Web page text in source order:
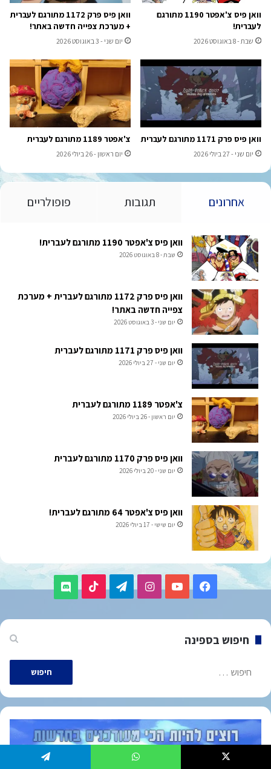
וואן פיס צ'אפטר 1190 מתורגם
לעברית!
שבת - 8 באוגוסט 2026
וואן פיס פרק 1172 מתורגם לעברית
+ מערכת צפייה חדשה באתר!
יום שני - 3 באוגוסט 2026
וואן פיס פרק 1171 מתורגם לעברית
יום שני - 27 ביולי 2026
צ'אפטר 1189 מתורגם לעברית
יום ראשון - 26 ביולי 2026
אחרונים תגובות פופולריים
וואן פיס צ'אפטר 1190 מתורגם לעברית!
שבת - 8 באוגוסט 2026
וואן פיס פרק 1172 מתורגם לעברית + מערכת
צפייה חדשה באתר!
יום שני - 3 באוגוסט 2026
וואן פיס פרק 1171 מתורגם לעברית
יום שני - 27 ביולי 2026
צ'אפטר 1189 מתורגם לעברית
יום ראשון - 26 ביולי 2026
וואן פיס פרק 1170 מתורגם לעברית
יום שני - 20 ביולי 2026
וואן פיס צ'אפטר 64 מתורגם לעברית!
יום שישי - 17 ביולי 2026
Facebook
YouTube
Instagram
Telegram
TikTok
Discord
חיפוש בספינה
חיפוש: